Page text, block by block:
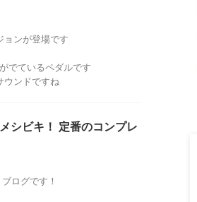
ョンが登場です
でているペダルです
ウンドですね
ビキ！ 定番のコンプレ
ログです！